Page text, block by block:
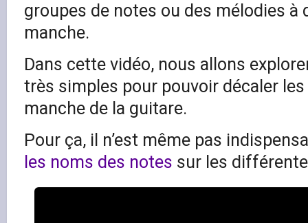
groupes de notes ou des mélodies à
manche.
Dans cette vidéo, nous allons
très simples pour pouvoir décaler
manche de la guitare.
Pour ça, il n’est même pas
les noms des notes sur les